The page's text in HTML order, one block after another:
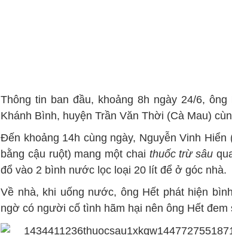
Thông tin ban đầu, khoảng 8h ngày 24/6,
Khánh Bình, huyện Trần Văn Thời (Cà Mau)
Đến khoảng 14h cùng ngày, Nguyễn Vinh
bằng cậu ruột) mang một chai thuốc trừ sâu
đổ vào 2 bình nước lọc loại 20 lít để ở góc nhà.
Về nhà, khi uống nước, ông Hết phát hiện
ngờ có người cố tình hãm hại nên ông Hết